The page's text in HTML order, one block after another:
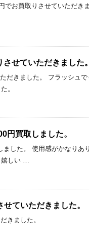
でお買取りさせていただ
せていただきました。
だきました。 フラッシュ
。
円買取しました。
した。 使用感がかなり
嬉しい …
ていただきました。
きました。